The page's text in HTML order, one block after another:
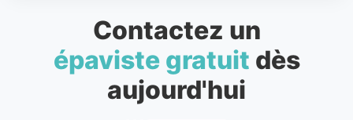
Contactez un
épaviste gratuit dès
aujourd'hui